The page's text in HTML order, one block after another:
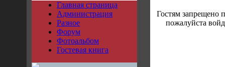
Главная страница
Администрация
Разное
Форум
Фотоальбом
Гостевая книга
Гостям запрещено
пожалуйста